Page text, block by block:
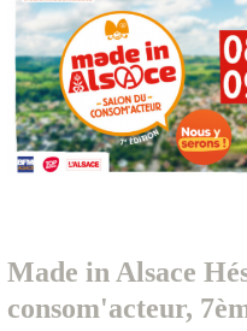
Made in Alsace
consom'acteur,